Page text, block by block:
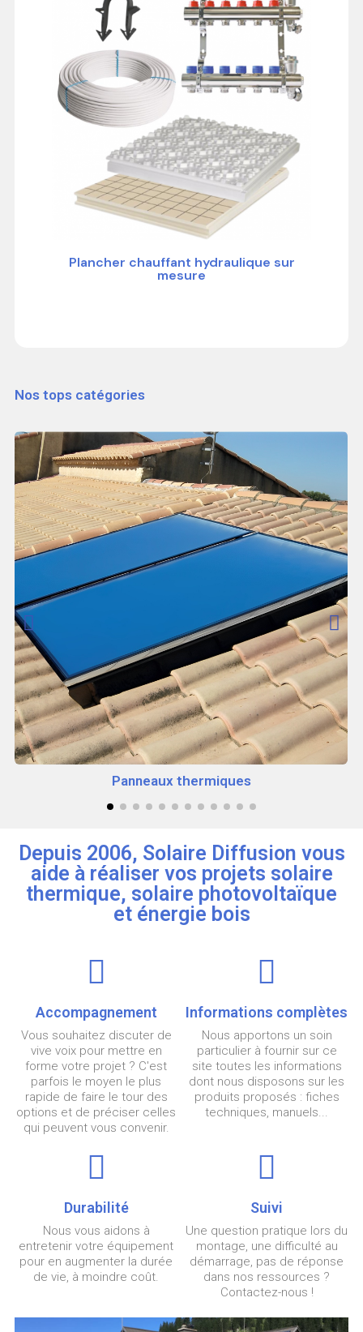
Plancher chauffant hydraulique sur
mesure
Nos tops catégories
Panneaux thermiques
Depuis 2006, Solaire Diffusion vous
aide à réaliser vos projets solaire
thermique, solaire photovoltaïque
et énergie bois
Accompagnement
Vous souhaitez discuter de
vive voix pour mettre en
forme votre projet ? C'est
parfois le moyen le plus
rapide de faire le tour des
options et de préciser celles
qui peuvent vous convenir.
Informations complètes
Nous apportons un soin
particulier à fournir sur ce
site toutes les informations
dont nous disposons sur les
produits proposés : fiches
techniques, manuels...
Durabilité
Nous vous aidons à
entretenir votre équipement
pour en augmenter la durée
de vie, à moindre coût.
Suivi
Une question pratique lors du
montage, une difficulté au
démarrage, pas de réponse
dans nos ressources ?
Contactez-nous !